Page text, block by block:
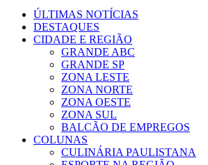
ÚLTIMAS NOTÍCIAS
DESTAQUES
CIDADE E REGIÃO
GRANDE ABC
GRANDE SP
ZONA LESTE
ZONA NORTE
ZONA OESTE
ZONA SUL
BALCÃO DE EMPREGOS
COLUNAS
CULINÁRIA PAULISTANA